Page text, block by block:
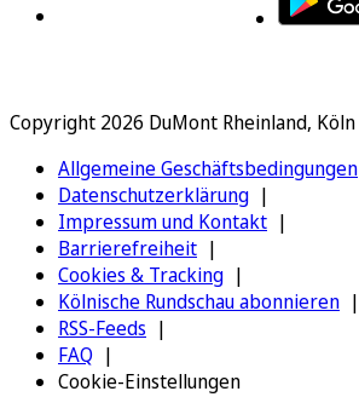
Copyright 2026 DuMont Rheinland, Köln
Allgemeine Geschäftsbedingungen
Datenschutzerklärung
Impressum und Kontakt
Barrierefreiheit
Cookies & Tracking
Kölnische Rundschau abonnieren
RSS-Feeds
FAQ
Cookie-Einstellungen